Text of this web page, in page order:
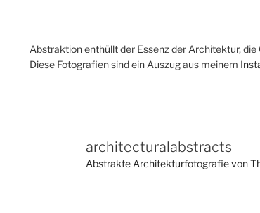
Abstraktion enthüllt der Essenz der Architektur,
Diese Fotografien sind ein Auszug aus meinem
architecturalabstracts
Abstrakte Architekturfotografie von